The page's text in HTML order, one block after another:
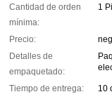
Cantidad de orden
mínima:
1
Precio:
Detalles de
empaquetado:
Tiempo de entrega:
10